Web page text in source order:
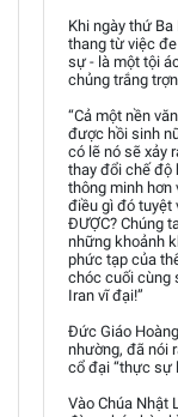
Khi ngày thứ
thang từ việc
sự - là một tội
chủng trắng
“Cả một nền
được hồi sinh
có lẽ nó sẽ xảy
thay đổi chế độ
thông minh hơn
điều gì đó tuyệt
ĐƯỢC? Chúng
những khoảnh
phức tạp của
chóc cuối cùng
Iran vĩ đại!”
Đức Giáo
nhường, đã nói
cổ đại “thực sự
Vào Chúa Nhật